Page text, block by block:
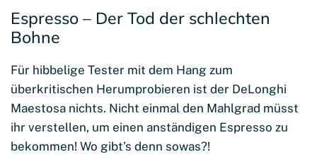
Espresso – Der Tod der schlechten
Bohne
Für hibbelige Tester mit dem Hang zum
überkritischen Herumprobieren ist der DeLonghi
Maestosa nichts. Nicht einmal den Mahlgrad müsst
ihr verstellen, um einen anständigen Espresso zu
bekommen! Wo gibt’s denn sowas?!